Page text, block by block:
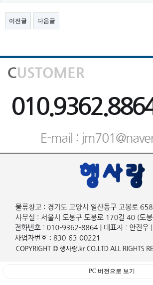
이전글 다음글
PC 버전으로 보기